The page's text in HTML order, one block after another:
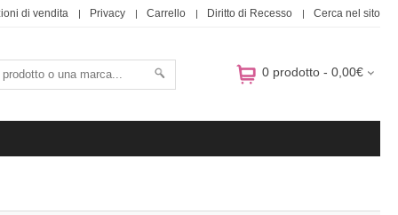
di vendita Privacy Carrello Diritto di Recesso Cerca nel sito
0 prodotto - 0,00€